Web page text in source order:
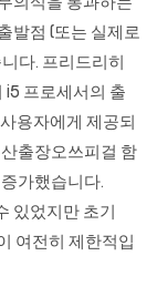
의식을 통과하는
발점 (또는 실제로
다. 프리드리히
i5 프로세서의 출
용자에게 제공되
출장오쓰피걸 함
가했습니다.
있었지만 초기
여전히 제한적입